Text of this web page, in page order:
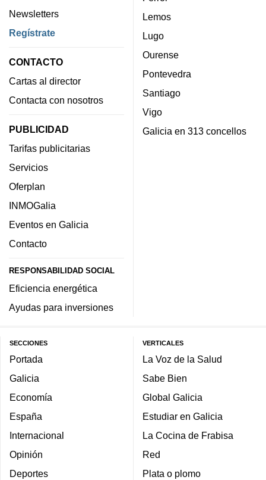
Newsletters
Regístrate
CONTACTO
Cartas al director
Contacta con nosotros
PUBLICIDAD
Tarifas publicitarias
Servicios
Oferplan
INMOGalia
Eventos en Galicia
Contacto
RESPONSABILIDAD SOCIAL
Eficiencia energética
Ayudas para inversiones
Lemos
Lugo
Ourense
Pontevedra
Santiago
Vigo
Galicia en 313 concellos
SECCIONES
Portada
Galicia
Economía
España
Internacional
Opinión
Deportes
VERTICALES
La Voz de la Salud
Sabe Bien
Global Galicia
Estudiar en Galicia
La Cocina de Frabisa
Red
Plata o plomo